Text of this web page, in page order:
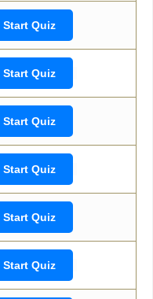
Start Quiz
Start Quiz
Start Quiz
Start Quiz
Start Quiz
Start Quiz